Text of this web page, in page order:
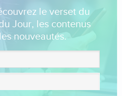
le verset du
Jour, les contenus
nouveautés.